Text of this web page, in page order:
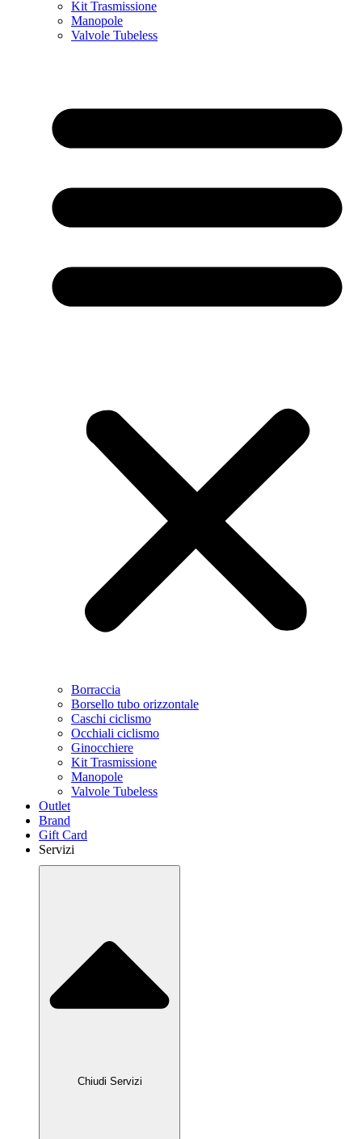
Kit Trasmissione
Manopole
Valvole Tubeless
Borraccia
Borsello tubo orizzontale
Caschi ciclismo
Occhiali ciclismo
Ginocchiere
Kit Trasmissione
Manopole
Valvole Tubeless
Outlet
Brand
Gift Card
Servizi
Chiudi Servizi